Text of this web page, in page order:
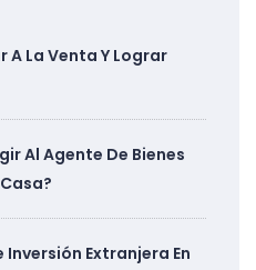
A La Venta Y Lograr
Al Agente De Bienes
Extranjera En